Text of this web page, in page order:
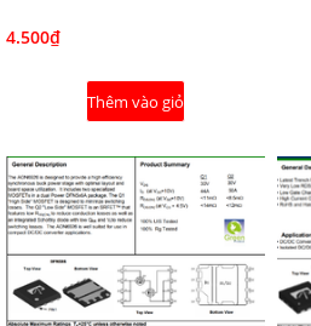
4.500₫
Thêm vào giỏ